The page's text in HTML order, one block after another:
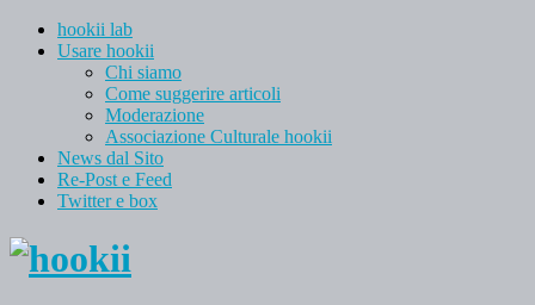
hookii lab
Usare hookii
Chi siamo
Come suggerire articoli
Moderazione
Associazione Culturale hookii
News dal Sito
Re-Post e Feed
Twitter e box